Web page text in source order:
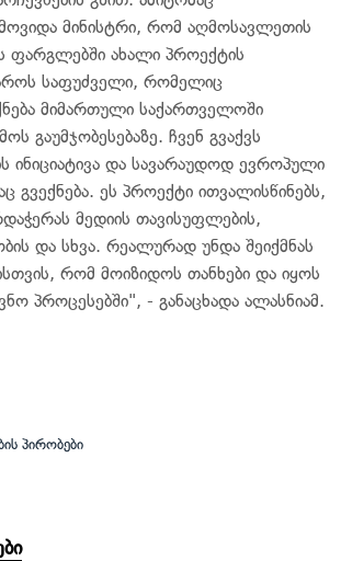
მინისტრი, რომ აღმოსავლეთის
ფარგლებში ახალი პროექტის
საფუძველი, რომელიც
მიმართული საქართველოში
გაუმჯობესებაზე. ჩვენ გვაქვს
ინიციატივა და სავარაუდოდ ევროპული
გვექნება. ეს პროექტი ითვალისწინებს,
მედიის თავისუფლების,
და სხვა. რეალურად უნდა შეიქმნას
რომ მოიზიდოს თანხები და იყოს
პროცესებში", - განაცხადა ალასნიამ.
პირობები